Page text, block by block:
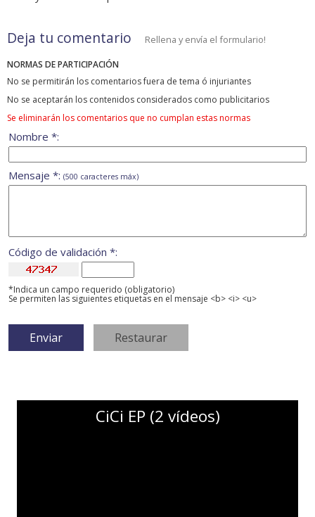
Deja tu comentario Rellena y envía el formulario!
NORMAS DE PARTICIPACIÓN
No se permitirán los comentarios fuera de tema ó injuriantes
No se aceptarán los contenidos considerados como publicitarios
Se eliminarán los comentarios que no cumplan estas normas
Nombre *:
Mensaje *: (500 caracteres máx)
Código de validación *:
*Indica un campo requerido (obligatorio)
Se permiten las siguientes etiquetas en el mensaje <b> <i> <u>
CiCi EP (2 vídeos)